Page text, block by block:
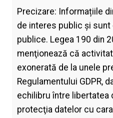
Precizare: Informațiile
de interes public și
publice. Legea 190 din
menţionează că
exonerată de la unele
Regulamentului GDPR,
echilibru între libertatea
protecţia datelor cu